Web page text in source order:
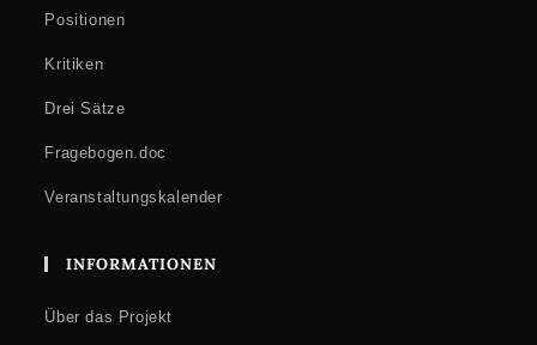
Positionen
Kritiken
Drei Sätze
Fragebogen.doc
Veranstaltungskalender
INFORMATIONEN
Über das Projekt